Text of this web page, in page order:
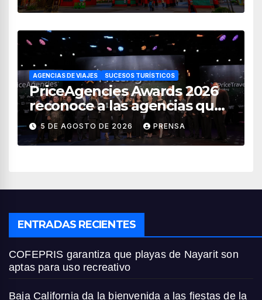
AGENCIAS DE VIAJES SUCESOS TURÍSTICOS
PriceAgencies Awards 2026
reconoce a las agencias que
impulsan el crecimiento del
turismo en México
5 DE AGOSTO DE 2026 PRENSA
ENTRADAS RECIENTES
COFEPRIS garantiza que playas de Nayarit son
aptas para uso recreativo
Baja California da la bienvenida a las fiestas de la